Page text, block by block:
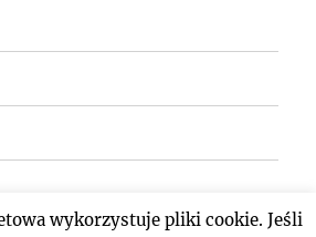
wykorzystuje pliki cookie. Jeśli